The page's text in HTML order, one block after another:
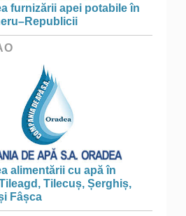
furnizării apei potabile în
alimentării cu apă în
Tilecuș, Șerghiș,
Fâșca